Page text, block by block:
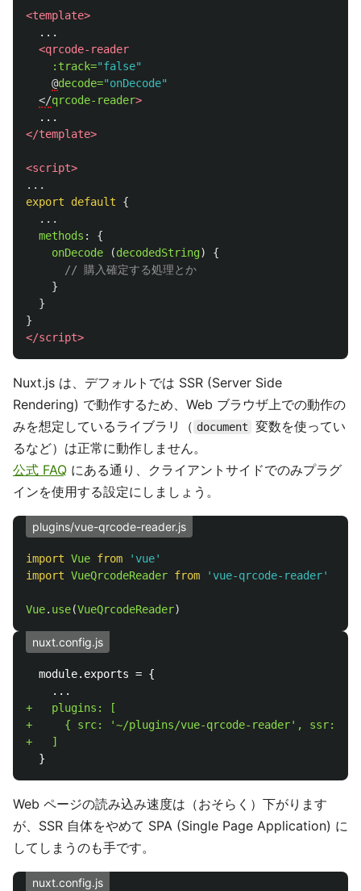
<template>
  ...
<qrcode-reader
:track="false"
@decode="onDecode"
</qrcode-reader>
</template>
<script>
...
export
default
{
...
methods :
{
onDecode
(decodedString)
{
// 購入確定する処理とか
}
}
}
</script>
Nuxt.js は、デフォルトでは SSR (Server Side
Rendering) で動作するため、Web ブラウザ上での動作の
みを想定しているライブラリ（ document
変数を使ってい
るなど）は正常に動作しません。
公式 FAQ にある通り、クライアントサイドでのみプラグ
インを使用する設定にしましょう。
plugins/vue-qrcode-reader.js
import Vue from ' vue'
import VueQrcodeReader from ' vue-qrcode-reader'
Vue. use(VueQrcodeReader)
nuxt.config.js
  module.exports = {
+   plugins: [
+     { src: '~/plugins/vue-qrcode-reader', ssr:
Web ページの読み込み速度は（おそらく）下がります
が、SSR 自体をやめて SPA (Single Page Application) に
してしまうのも手です。
nuxt.config.js